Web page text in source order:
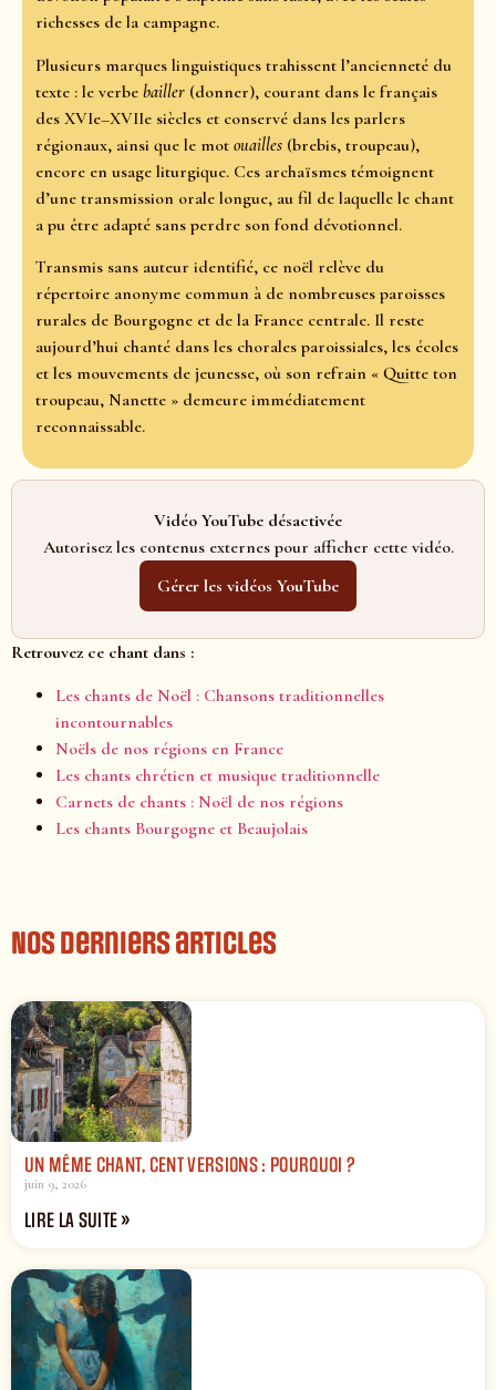
richesses de la campagne.
Plusieurs marques linguistiques trahissent l’ancienneté du
texte : le verbe bailler (donner), courant dans le français
des XVIe–XVIIe siècles et conservé dans les parlers
régionaux, ainsi que le mot ouailles (brebis, troupeau),
encore en usage liturgique. Ces archaïsmes témoignent
d’une transmission orale longue, au fil de laquelle le chant
a pu être adapté sans perdre son fond dévotionnel.
Transmis sans auteur identifié, ce noël relève du
répertoire anonyme commun à de nombreuses paroisses
rurales de Bourgogne et de la France centrale. Il reste
aujourd’hui chanté dans les chorales paroissiales, les écoles
et les mouvements de jeunesse, où son refrain « Quitte ton
troupeau, Nanette » demeure immédiatement
reconnaissable.
Vidéo YouTube désactivée
Autorisez les contenus externes pour afficher cette vidéo.
Gérer les vidéos YouTube
Retrouvez ce chant dans :
Les chants de Noël : Chansons traditionnelles
incontournables
Noëls de nos régions en France
Les chants chrétien et musique traditionnelle
Carnets de chants : Noël de nos régions
Les chants Bourgogne et Beaujolais
Nos derniers articles
UN MÊME CHANT, CENT VERSIONS : POURQUOI ?
juin 9, 2026
LIRE LA SUITE »